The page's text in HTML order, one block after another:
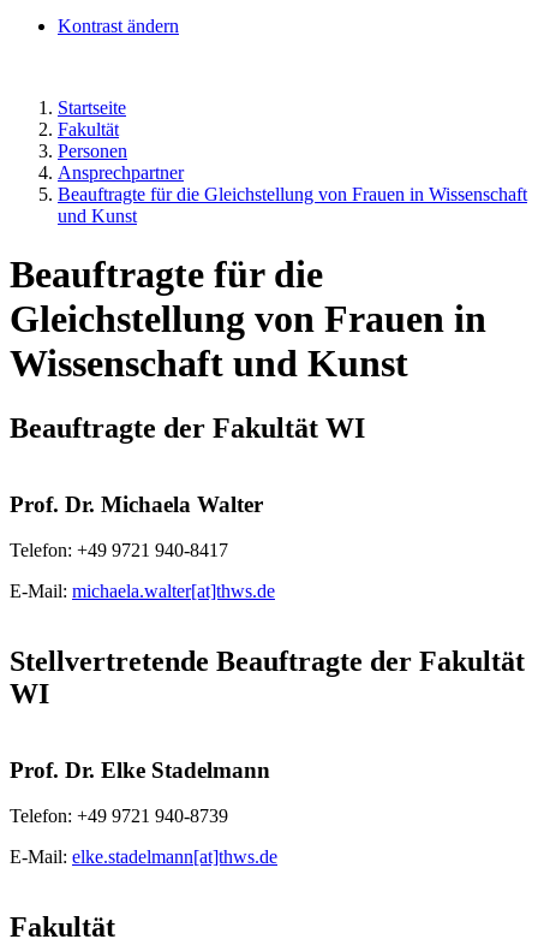
Kontrast ändern
Startseite
Fakultät
Personen
Ansprechpartner
Beauftragte für die Gleichstellung von Frauen in Wissenschaft
und Kunst
Beauftragte für die
Gleichstellung von Frauen in
Wissenschaft und Kunst
Beauftragte der Fakultät WI
Prof. Dr. Michaela Walter
Telefon: +49 9721 940-8417
E-Mail: michaela.walter[at]thws.de
Stellvertretende Beauftragte der Fakultät
WI
Prof. Dr. Elke Stadelmann
Telefon: +49 9721 940-8739
E-Mail: elke.stadelmann[at]thws.de
Fakultät